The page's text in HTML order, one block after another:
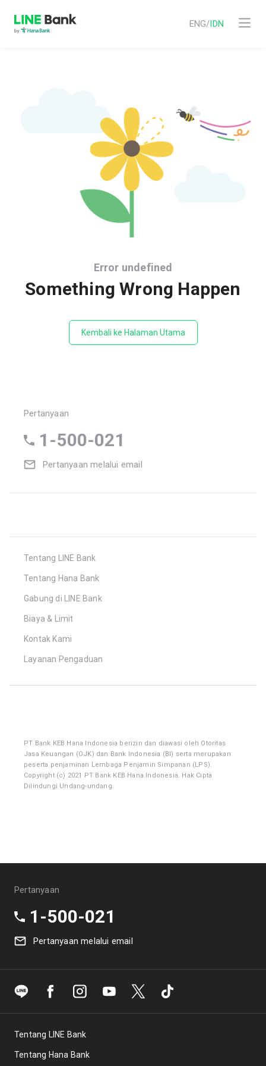
ENG/IDN
Error undefined
Something Wrong Happen
Kembali ke Halaman Utama
Pertanyaan
1-500-021
Pertanyaan melalui email
Tentang LINE Bank
Tentang Hana Bank
Gabung di LINE Bank
Biaya & Limit
Kontak Kami
Layanan Pengaduan
PT Bank KEB Hana Indonesia berizin dan diawasi oleh Otoritas
Jasa Keuangan (OJK) dan Bank Indonesia (BI) serta merupakan
peserta penjaminan Lembaga Penjamin Simpanan (LPS).
Copyright (c) 2021 PT Bank KEB Hana Indonesia. Hak Cipta
Dilindungi Undang-undang.
Pertanyaan
1-500-021
Pertanyaan melalui email
Tentang LINE Bank
Tentang Hana Bank